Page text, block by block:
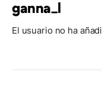
ganna_l
El usuario no ha